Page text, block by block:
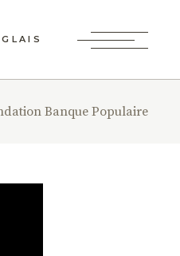
Banque Populaire